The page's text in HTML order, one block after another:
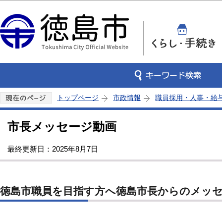
トップページ 市政情報 職員採用・人事・給
市長メッセージ動画
最終更新日：2025年8月7日
徳島市職員を目指す方へ徳島市長からのメッ